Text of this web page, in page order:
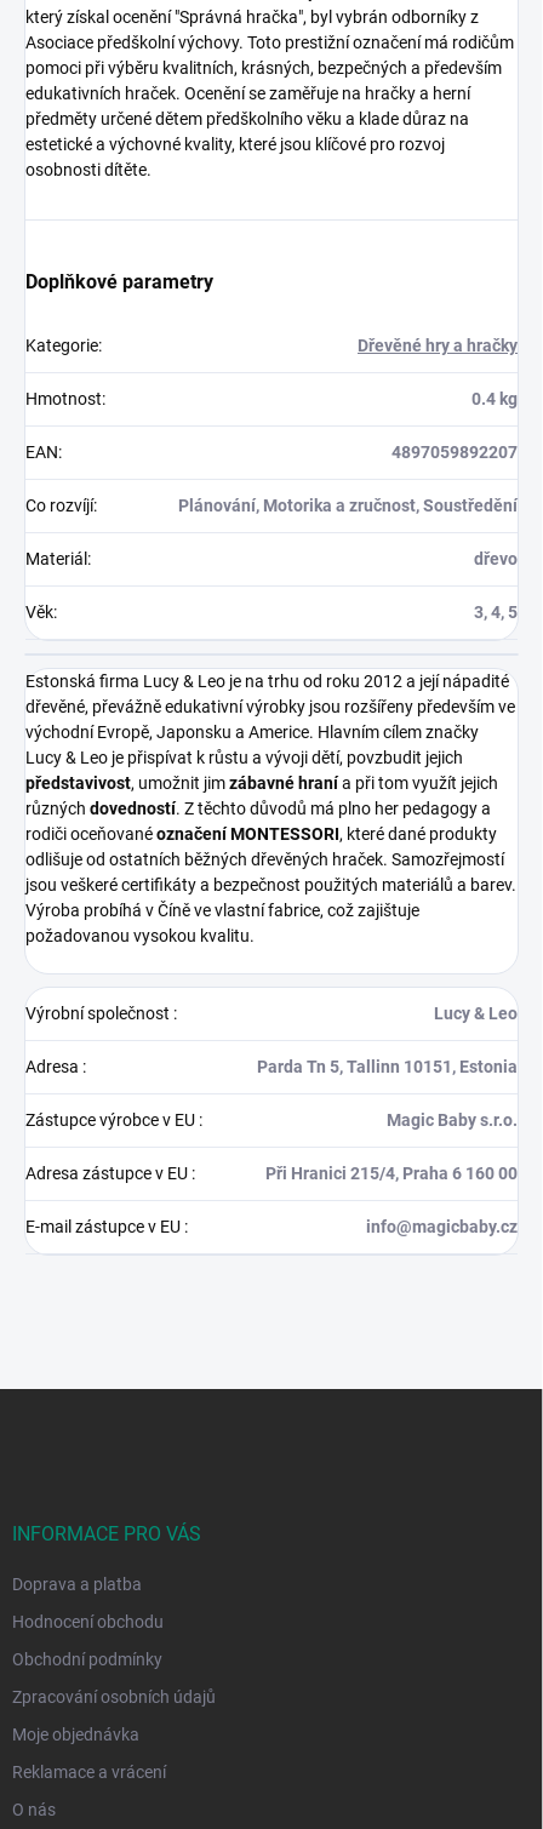
který získal ocenění "Správná hračka", byl vybrán odborníky z
Asociace předškolní výchovy. Toto prestižní označení má rodičům
pomoci při výběru kvalitních, krásných, bezpečných a především
edukativních hraček. Ocenění se zaměřuje na hračky a herní
předměty určené dětem předškolního věku a klade důraz na
estetické a výchovné kvality, které jsou klíčové pro rozvoj
osobnosti dítěte.
Doplňkové parametry
Kategorie: Dřevěné hry a hračky
Hmotnost: 0.4 kg
EAN: 4897059892207
Co rozvíjí: Plánování, Motorika a zručnost, Soustředění
Materiál : dřevo
Věk: 3, 4, 5
Estonská firma Lucy & Leo je na trhu od roku 2012 a její nápadité
dřevěné, převážně edukativní výrobky jsou rozšířeny především ve
východní Evropě, Japonsku a Americe. Hlavním cílem značky
Lucy & Leo je přispívat k růstu a vývoji dětí, povzbudit jejich
představivost, umožnit jimzábavné hranía při tom využít jejich
různých dovedností. Z těchto důvodů má plno her pedagogy a
rodiči oceňovanéoznačení MONTESSORI, které dané produkty
odlišuje od ostatních běžných dřevěných hraček. Samozřejmostí
jsou veškeré certifikáty a bezpečnost použitých materiálů a barev.
Výroba probíhá v Číně ve vlastní fabrice, což zajištuje
požadovanou vysokou kvalitu.
Výrobní společnost : Lucy & Leo
Adresa : Parda Tn 5, Tallinn 10151, Estonia
Zástupce výrobce v EU : Magic Baby s.r.o.
Adresa zástupce v EU : Při Hranici 215/4, Praha 6 160 00
E-mail zástupce v EU : info@magicbaby.cz
INFORMACE PRO VÁS
Doprava a platba
Hodnocení obchodu
Obchodní podmínky
Zpracování osobních údajů
Moje objednávka
Reklamace a vrácení
O nás